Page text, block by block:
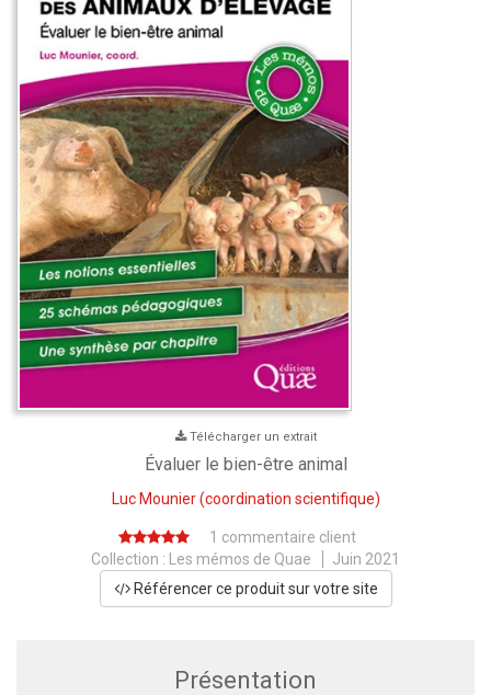
Télécharger un extrait
Évaluer le bien-être animal
Luc Mounier(coordination scientifique)
1 commentaire client
Collection :
Les mémos de Quae
Juin 2021
Référencer ce produit sur votre site
Présentation